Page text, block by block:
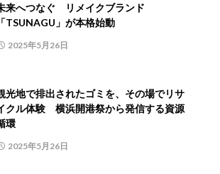
来へつなぐ リメイクブランド
「TSUNAGU」が本格始動
2025年5月26日
光地で排出されたゴミを、その場でリサ
クル体験 横浜開港祭から発信する資源
環
2025年5月26日